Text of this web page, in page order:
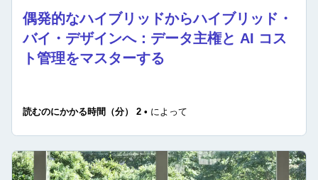
偶発的なハイブリッドからハイブリッド・
バイ・デザインへ：データ主権と AI コス
ト管理をマスターする
読むのにかかる時間（分） 2 • によって